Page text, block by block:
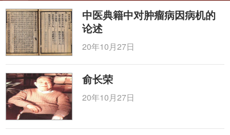
中医典籍中对肿瘤病因病机的
论述
20年10月27日
俞长荣
20年10月27日